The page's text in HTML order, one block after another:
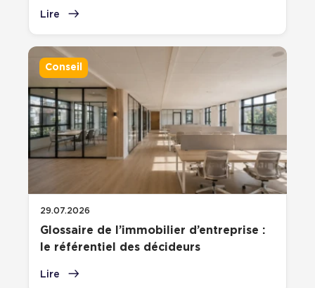
Plateaux opérés à Paris
Plateaux opérés à Lyon
Plateaux opérés à Neuilly-sur-Seine
Plateaux opérés à Saint-Ouen
Plateaux opérés à Boulogne-Billancourt
Collections Flex / Coworking
Lire
Conseil
29.07.2026
Glossaire de l’immobilier d’entreprise :
le référentiel des décideurs
Lire